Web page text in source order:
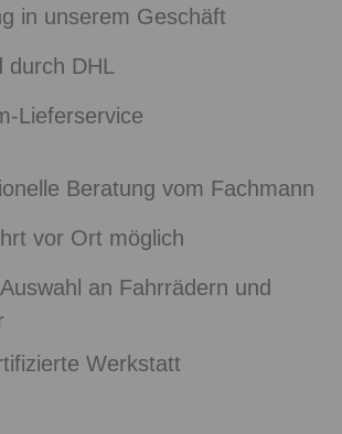
in unserem Geschäft
durch DHL
Lieferservice
Beratung vom Fachmann
vor Ort möglich
an Fahrrädern und
Werkstatt